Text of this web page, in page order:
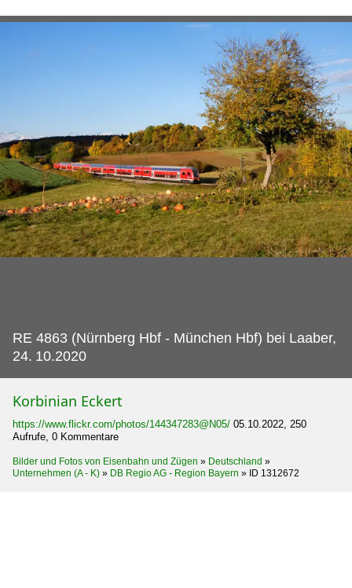
RE 4863 (Nürnberg Hbf - München Hbf) bei Laaber,
24. 10.2020
Korbinian Eckert
https://www.flickr.com/photos/144347283@N05/ 05.10.2022, 250
Aufrufe, 0 Kommentare
Bilder und Fotos von Eisenbahn und Zügen » Deutschland »
Unternehmen (A - K) » DB Regio AG - Region Bayern » ID 1312672